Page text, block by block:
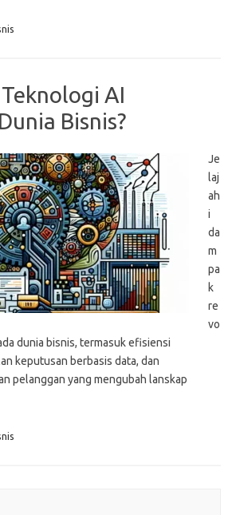
AI
Bisnis?
Je
laj
ah
i
da
m
pa
k
re
vo
dunia bisnis, termasuk efisiensi
keputusan berbasis data, dan
pelanggan yang mengubah lanskap